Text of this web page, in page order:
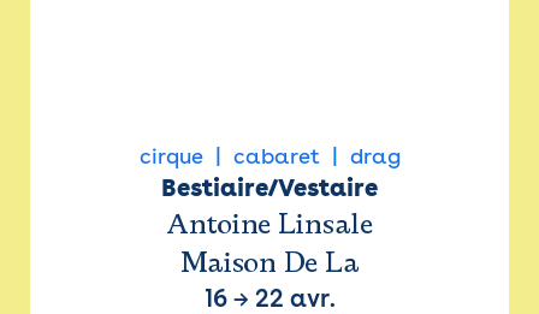
cirque cabaret drag
Bestiaire/Vestaire
Antoine Linsale
Maison De La
16→ 22 avr.